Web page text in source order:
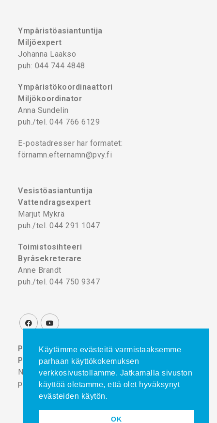
Ympäristöasiantuntija
Miljöexpert
Johanna Laakso
puh: 044 744 4848
Ympäristökoordinaattori
Miljökoordinator
Anna Sundelin
puh./tel. 044 766 6129
E-postadresser har formatet:
förnamn.efternamn@pvy.fi
Vesistöasiantuntija
Vattendragsexpert
Marjut Mykrä
puh./tel. 044 291 1047
Toimistosihteeri
Byråsekreterare
Anne Brandt
puh./tel. 044 750 9347
Projektikoordinaattori
Projektkoordinator
Noora Turtinen
puh./tel. 044 777 8839
Käytämme evästeitä varmistaaksemme
parhaan käyttökokemuksen
verkkosivustollamme. Jatkamalla sivuston
käyttöä oletamme, että olet hyväksynyt
evästeiden käytön.
OK